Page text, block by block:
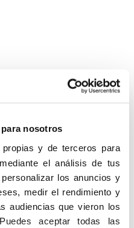
nosotros
y de terceros para
el análisis de tus
los anuncios y
medir el rendimiento y
audiencias que vieron los
aceptar todas las
Saus planteó que la
a la Revolución Sexual.
entre grupos, lobbies y
como liberales-
correcto no es un
sino un conjunto de